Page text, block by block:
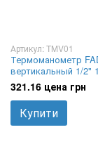
Артикул: TMV01
Термоманометр
вертикальный 1/2"
321.16 цена грн
Купити